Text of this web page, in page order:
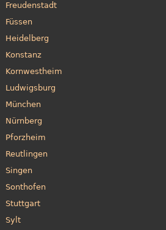
Freudenstadt
Füssen
Heidelberg
Konstanz
Kornwestheim
Ludwigsburg
München
Nürnberg
Pforzheim
Reutlingen
Singen
Sonthofen
Stuttgart
Sylt